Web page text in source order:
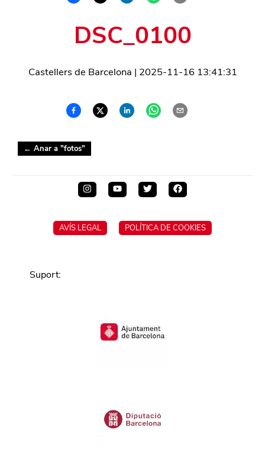
DSC_0100
Castellers de Barcelona | 2025-11-16 13:41:31
← Anar a "fotos"
AVÍS LEGAL POLÍTICA DE COOKIES
Suport: